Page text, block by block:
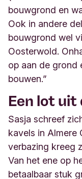
bouwgrond en
Ook in andere
bouwgrond wel
Oosterwold.
op aan de grond
bouwen.”
Een lot
Sasja schreef
kavels in Almere
verbazing kreeg
Van het ene op
betaalbaar stuk